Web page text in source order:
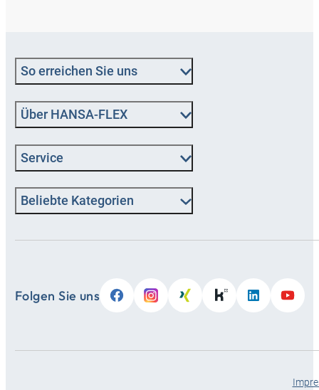
So erreichen Sie uns
Über HANSA‑FLEX
Service
Beliebte Kategorien
Folgen Sie uns